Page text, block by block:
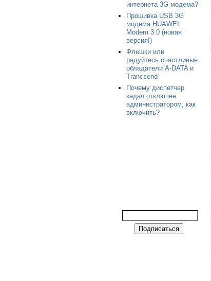
интернета 3G модема?
Прошивка USB 3G
модема HUAWEI
Modem 3.0 (новая
версия!)
Флешки или
радуйтесь счастливые
обладатели A-DATA и
Trancsend
Почему диспетчер
задач отключен
администратором, как
включить?